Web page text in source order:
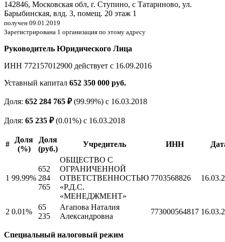
142846, Московская обл, г. Ступино, с Татариново, ул.
Барыбинская, влд. 3, помещ. 20 этаж 1
получен 09.01.2019
Зарегистрирована 1 организация по этому адресу
Руководитель Юридического Лица
ИНН 772157012900 действует с 16.09.2016
Уставный капитал 652 350 000 руб.
Доля: 652 284 765 ₽(99.99%) c 16.03.2018
Доля: 65 235 ₽(0.01%) c 16.03.2018
#
Доля
(%)
Доля
(руб.)
Учредитель ИНН
1 99.99%
652
284
765
ОБЩЕСТВО С
ОГРАНИЧЕННОЙ
ОТВЕТСТВЕННОСТЬЮ
«Р.Д.С.
«МЕНЕДЖМЕНТ»
7703568826
2 0.01%
65
235
Агапова Наталия
Александровна
773000564817
Специальный налоговый режим